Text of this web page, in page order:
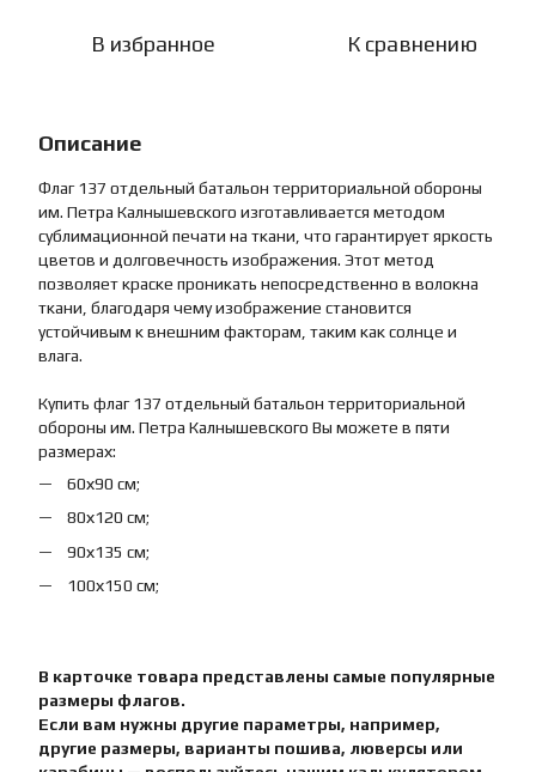
В избранное К сравнению
Описание
Флаг 137 отдельный батальон территориальной обороны
им. Петра Калнышевского изготавливается методом
сублимационной печати на ткани, что гарантирует яркость
цветов и долговечность изображения. Этот метод
позволяет краске проникать непосредственно в волокна
ткани, благодаря чему изображение становится
устойчивым к внешним факторам, таким как солнце и
влага.
Купить флаг 137 отдельный батальон территориальной
обороны им. Петра Калнышевского Вы можете в пяти
размерах:
60х90 см;
80х120 см;
90х135 см;
100х150 см;
В карточке товара представлены самые популярные
размеры флагов.
Если вам нужны другие параметры, например,
другие размеры, варианты пошива, люверсы или